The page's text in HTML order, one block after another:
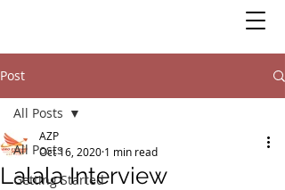
Post
All Posts
Getting Started
All Posts
Lalala Interview
AZP
Oct 16, 2020 1 min read